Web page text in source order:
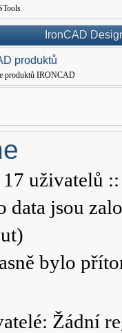
IronCAD
produktů
produktů IRONCAD
17 uživatelů
data jsou
bylo
Žádní